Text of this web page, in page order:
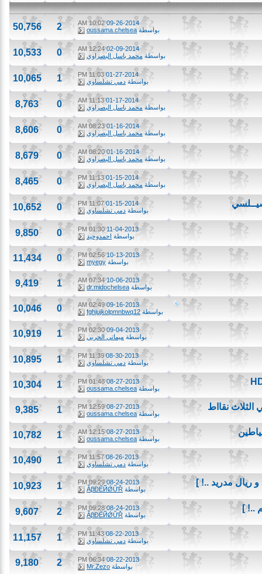
09-26-2014
10:02 AM
بواسطةoussama.chelsea
2
50,756
02-09-2014
12:24 AM
بواسطةمحمد باسل البصراوي 0
10,533
01-27-2014
11:03 PM
بواسطةدمي تشلساوي 1
10,065
01-17-2014
11:13 AM
بواسطةمحمد باسل البصراوي 0
8,763
01-16-2014
08:23 AM
بواسطةمحمد باسل البصراوي 0
8,606
01-16-2014
08:20 AM
بواسطةمحمد باسل البصراوي 0
8,679
01-15-2014
11:13 PM
بواسطةمحمد باسل البصراوي 0
8,465
01-15-2014
11:07 PM
بواسطةدمي تشلساوي 0
10,652
11-04-2013
01:30 PM
بواسطةاحمدوحيد 0
9,850
10-13-2013
02:56 PM
بواسطةmyegy
0
11,434
10-06-2013
07:34 AM
بواسطةdr.midochelsea
1
9,419
09-16-2013
02:49 AM
بواسطةfghjujkolpmnbwq12
0
10,046
09-04-2013
02:30 PM
بواسطةميماتي الحربي 1
10,919
08-30-2013
11:39 PM
بواسطةدمي تشلساوي 1
10,895
08-27-2013
01:48 PM
بواسطةoussama.chelsea
1
10,304
نقااط 08-27-2013
12:59 PM
بواسطةoussama.chelsea
1
9,385
08-27-2013
12:15 AM
بواسطةoussama.chelsea
1
10,782
08-26-2013
11:57 PM
بواسطةدمي تشلساوي 1
10,490
مدريد ..! ] 08-24-2013
09:29 PM
بواسطةẪβĐẼЙǾỮŘ
1
10,923
]
08-24-2013
09:28 PM
بواسطةẪβĐẼЙǾỮŘ
2
9,607
08-22-2013
11:43 PM
بواسطةدمي تشلساوي 1
11,157
08-22-2013
06:34 PM
بواسطةMr.Zezo
2
9,180